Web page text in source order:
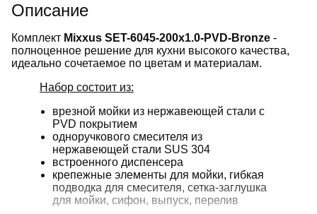
Описание
Комплект Mixxus SET-6045-200x1.0-PVD-Bronze -
полноценное решение для кухни высокого качества,
идеально сочетаемое по цветам и материалам.
Набор состоит из:
врезной мойки из нержавеющей стали с
PVD покрытием
одноручкового смесителя из
нержавеющей стали SUS 304
встроенного диспенсера
крепежные элементы для мойки, гибкая
подводка для смесителя, сетка-заглушка
для мойки, сифон, выпуск, перелив